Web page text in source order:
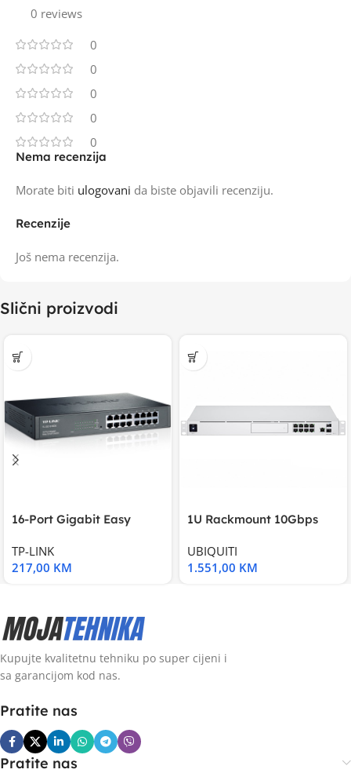
0 reviews
0
0
0
0
0
Recenzije
Još nema recenzija.
Nema recenzija
Morate biti ulogovani da biste objavili recenziju.
Slični proizvodi
16-Port Gigabit Easy
TP-LINK
217,00 KM
1U Rackmount 10Gbps
UBIQUITI
1.551,00 KM
Kupujte kvalitetnu tehniku po super cijeni i
sa garancijom kod nas.
Pratite nas
Pratite nas